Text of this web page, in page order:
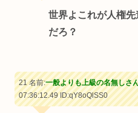
世界よこれが人権
だろ？
21 名前:一般よりも上級の名無しさ
07:36:12.49ID:qY8oQlSS0